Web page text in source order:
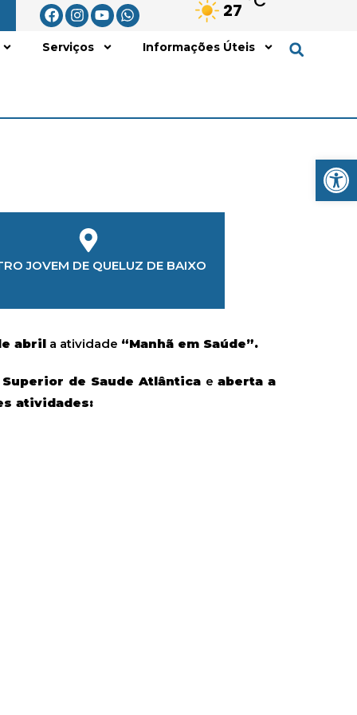
27
Serviços Informações Úteis
LOCALIZAÇÃO
JOVEM DE QUELUZ DE BAIXO
abril a atividade “Manhã em Saúde”.
Superior de Saude Atlântica e aberta a
atividades: